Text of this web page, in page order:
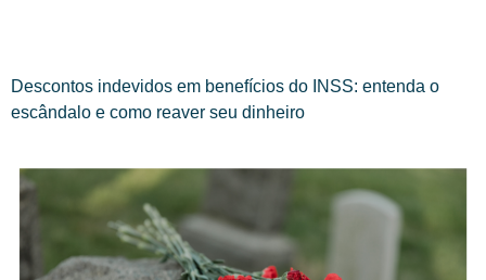
Descontos indevidos em benefícios do INSS: entenda o
escândalo e como reaver seu dinheiro